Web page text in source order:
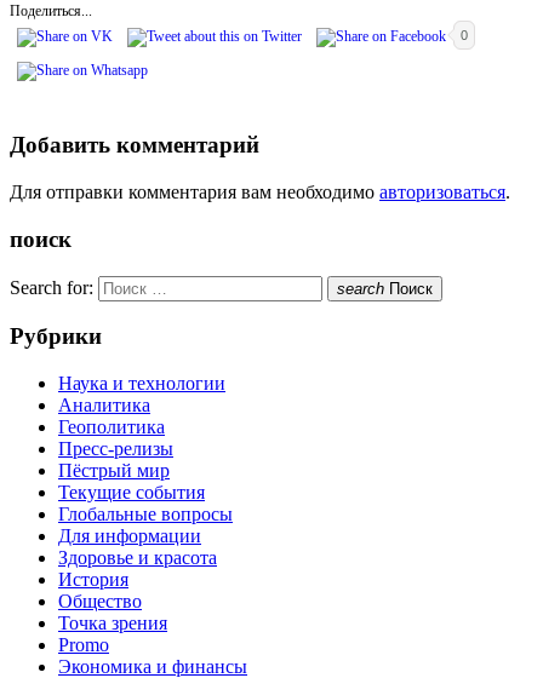
Поделиться...
0
Добавить комментарий
Для отправки комментария вам необходимо авторизоваться.
поиск
Search for: search Поиск
Рубрики
Наука и технологии
Аналитика
Геополитика
Пресс-релизы
Пёстрый мир
Текущие события
Глобальные вопросы
Для информации
Здоровье и красота
История
Общество
Точка зрения
Promo
Экономика и финансы